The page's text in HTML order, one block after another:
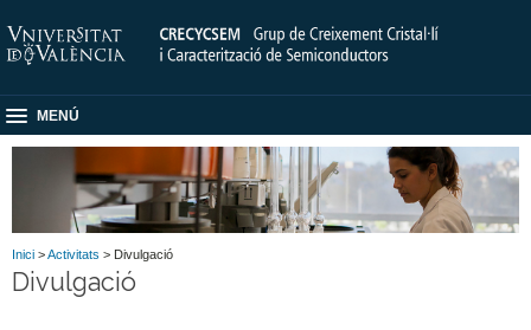
MENÚ
Inici >Activitats > Divulgació
Divulgació